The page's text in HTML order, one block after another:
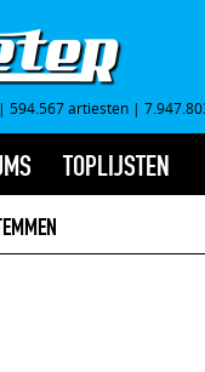
| 594.567 artiesten |
TOPLIJSTEN